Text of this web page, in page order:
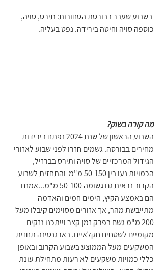
בשבוע שעבר בבורסת הסחורות: תירס, סויה,
כוספה סויה וחיטה בירידה. נפט בעליה.
מה קורה בשוק?
השבוע הראשון של שנת 2024 נפתח בירידות
מחירים בבורסה. גשמים חזרו לפני שבוע לאזורי
הגידול המרכזיים של סויה ותירס בברזיל,
הכמויות נעו בין 50-150 מ"מ  והתחזית לשבוע
הקרוב נראית גם גשומה 50-100 מ"מ...אמנם
הם באמצע הקיץ, הימים חמים והאדמה
מתייבשת מהר, אך אזורים מסוימים קיבלו מעל
200 מ"מ גשם בפרק זמן קצר וייתכנו נזקים
מקומיים לשטחים חקלאיים. בארגנטינה תחזית
המשקעים מעל הממוצע בשבוע הקרוב ובאופן
כללי כמויות משקעים לא רעות מתחילת עונת